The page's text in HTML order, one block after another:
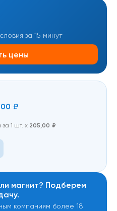
за 15 минут
цены
₽
1 шт. х 205,00 ₽
магнит? Подберем
компаниям более 18